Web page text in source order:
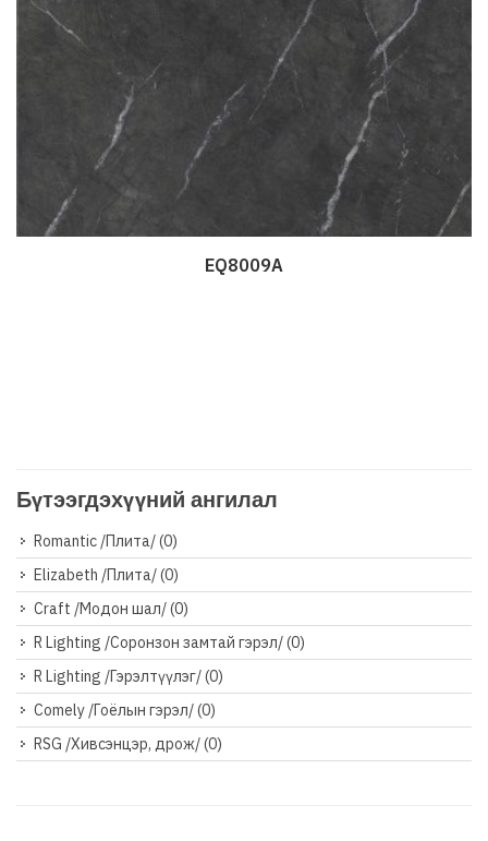
EQ8009A
Бүтээгдэхүүний ангилал
Romantic /Плита/(0)
Elizabeth /Плита/(0)
Craft /Модон шал/(0)
R Lighting /Соронзон замтай гэрэл/(0)
R Lighting /Гэрэлтүүлэг/(0)
Comely /Гоёлын гэрэл/(0)
RSG /Хивсэнцэр, дрож/(0)